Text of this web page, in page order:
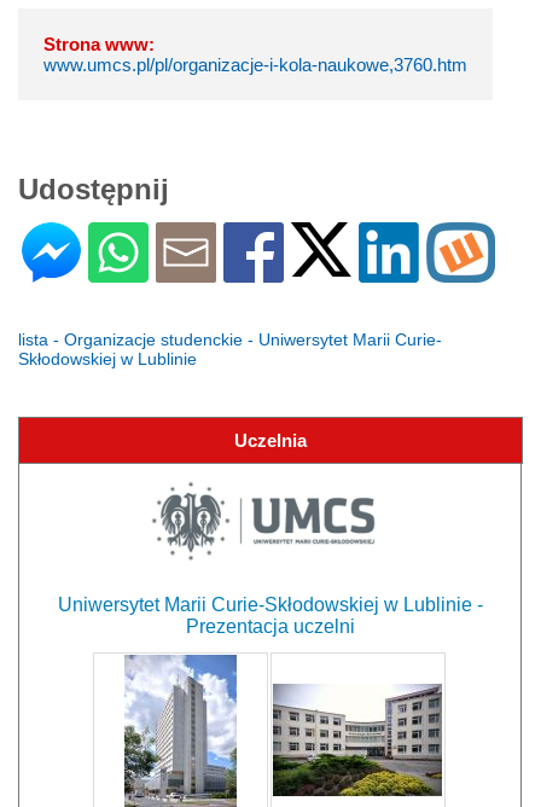
Strona www:
www.umcs.pl/pl/organizacje-i-kola-naukowe,3760.htm
Udostępnij
lista - Organizacje studenckie - Uniwersytet Marii Curie-
Skłodowskiej w Lublinie
Uczelnia
Uniwersytet Marii Curie-Skłodowskiej w Lublinie -
Prezentacja uczelni